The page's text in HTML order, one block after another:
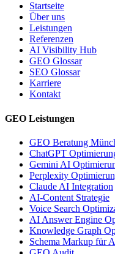
Startseite
Über uns
Leistungen
Referenzen
AI Visibility Hub
GEO Glossar
SEO Glossar
Karriere
Kontakt
GEO Leistungen
GEO Beratung
ChatGPT
Gemini AI
Perplexity
Claude AI Integration
AI-Content Strategie
Voice Search
AI Answer Engine
Knowledge Graph
Schema Markup für